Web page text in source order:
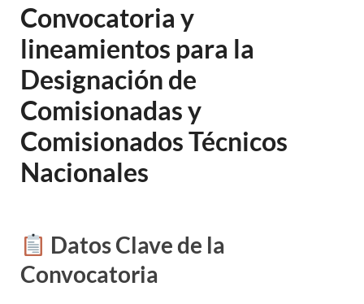
Convocatoria y
lineamientos para la
Designación de
Comisionadas y
Comisionados Técnicos
Nacionales
Datos Clave de la
Convocatoria